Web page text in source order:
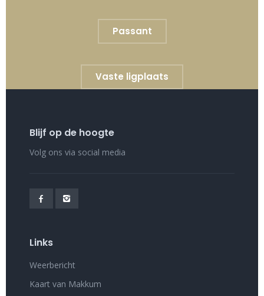
Passant
Vaste ligplaats
Blijf op de hoogte
Volg ons via social media
Links
Weerbericht
Kaart van Makkum